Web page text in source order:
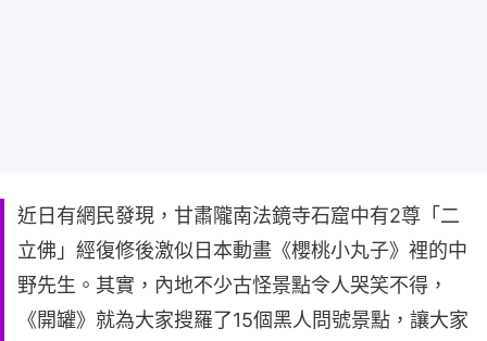
近日有網民發現，甘肅隴南法鏡寺石窟中有2尊「二
立佛」經復修後激似日本動畫《櫻桃小丸子》裡的中
野先生。其實，內地不少古怪景點令人哭笑不得，
《開罐》就為大家搜羅了15個黑人問號景點，讓大家